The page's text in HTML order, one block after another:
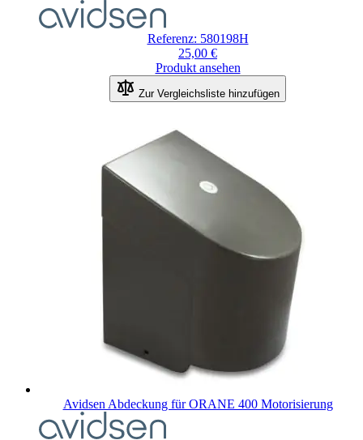
Referenz: 580198H
25,00 €
Produkt ansehen
Zur Vergleichsliste hinzufügen
Avidsen Abdeckung für ORANE 400 Motorisierung